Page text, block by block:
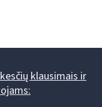
klausimais ir